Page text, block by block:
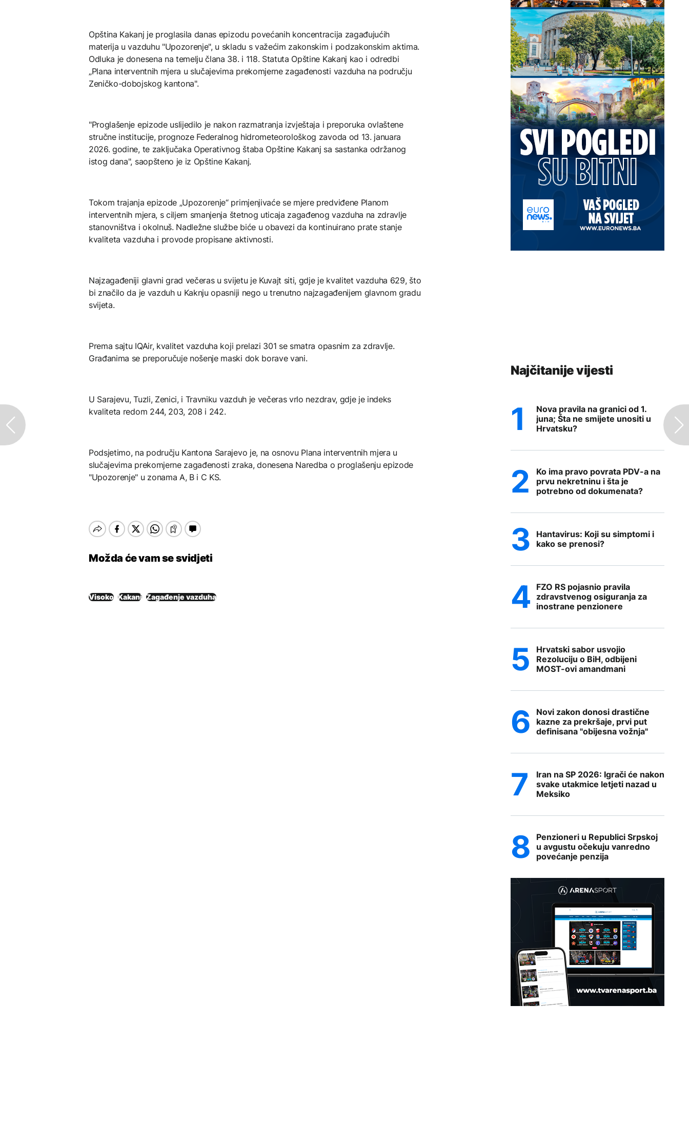
Opština Kakanj je proglasila danas epizodu povećanih koncentracija zagađujućih
materija u vazduhu "Upozorenje", u skladu s važećim zakonskim i podzakonskim aktima.
Odluka je donesena na temelju člana 38. i 118. Statuta Opštine Kakanj kao i odredbi
„Plana interventnih mjera u slučajevima prekomjerne zagađenosti vazduha na području
Zeničko-dobojskog kantona".
"Proglašenje epizode uslijedilo je nakon razmatranja izvještaja i preporuka ovlaštene
stručne institucije, prognoze Federalnog hidrometeorološkog zavoda od 13. januara
2026. godine, te zaključaka Operativnog štaba Opštine Kakanj sa sastanka održanog
istog dana", saopšteno je iz Opštine Kakanj.
Tokom trajanja epizode „Upozorenje“ primjenjivaće se mjere predviđene Planom
interventnih mjera, s ciljem smanjenja štetnog uticaja zagađenog vazduha na zdravlje
stanovništva i okolnuš. Nadležne službe biće u obavezi da kontinuirano prate stanje
kvaliteta vazduha i provode propisane aktivnosti.
Najzagađeniji glavni grad večeras u svijetu je Kuvajt siti, gdje je kvalitet vazduha 629, što
bi značilo da je vazduh u Kaknju opasniji nego u trenutno najzagađenijem glavnom gradu
svijeta.
Prema sajtu IQAir, kvalitet vazduha koji prelazi 301 se smatra opasnim za zdravlje.
Građanima se preporučuje nošenje maski dok borave vani.
U Sarajevu, Tuzli, Zenici, i Travniku vazduh je večeras vrlo nezdrav, gdje je indeks
kvaliteta redom 244, 203, 208 i 242.
Podsjetimo, na području Kantona Sarajevo je, na osnovu Plana interventnih mjera u
slučajevima prekomjerne zagađenosti zraka, donesena Naredba o proglašenju epizode
"Upozorenje" u zonama A, B i C KS.
Možda će vam se svidjeti
Visoko Kakanj Zagađenje vazduha
Najčitanije vijesti
Nova pravila na granici od 1.
juna; Šta ne smijete unositi u
Hrvatsku?
Ko ima pravo povrata PDV-a na
prvu nekretninu i šta je
potrebno od dokumenata?
Hantavirus: Koji su simptomi i
kako se prenosi?
FZO RS pojasnio pravila
zdravstvenog osiguranja za
inostrane penzionere
Hrvatski sabor usvojio
Rezoluciju o BiH, odbijeni
MOST-ovi amandmani
Novi zakon donosi drastične
kazne za prekršaje, prvi put
definisana "obijesna vožnja"
Iran na SP 2026: Igrači će nakon
svake utakmice letjeti nazad u
Meksiko
Penzioneri u Republici Srpskoj
u avgustu očekuju vanredno
povećanje penzija